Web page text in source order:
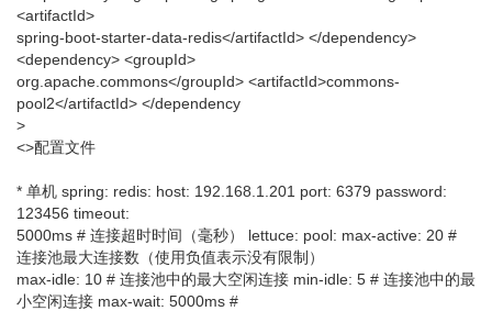
<artifactId>
spring-boot-starter-data-redis</artifactId> </dependency>
<dependency> <groupId>
org.apache.commons</groupId> <artifactId>commons-
pool2</artifactId> </dependency
>
<>配置文件
* 单机 spring: redis: host: 192.168.1.201 port: 6379 password:
123456 timeout:
5000ms # 连接超时时间（毫秒） lettuce: pool: max-active: 20 #
连接池最大连接数（使用负值表示没有限制）
max-idle: 10 # 连接池中的最大空闲连接 min-idle: 5 # 连接池中的最
小空闲连接 max-wait: 5000ms #